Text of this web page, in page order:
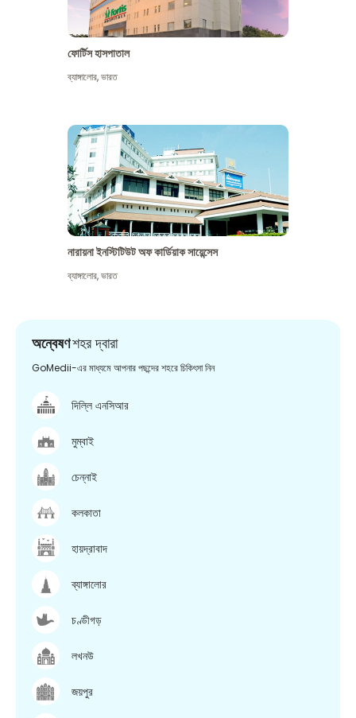
ফোর্টিস হাসপাতাল
ব্যাঙ্গালোর,ভারত
নারায়না ইনস্টিটিউট অফ কার্ডিয়াক সায়েন্সেস
ব্যাঙ্গালোর,ভারত
অন্বেষণশহর দ্বারা
GoMedii-এর মাধ্যমে আপনার পছন্দের শহরে চিকিৎসা নিন
দিল্লি এনসিআর
মুম্বাই
চেন্নাই
কলকাতা
হায়দ্রাবাদ
ব্যাঙ্গালোর
চণ্ডীগড়
লখনউ
জয়পুর